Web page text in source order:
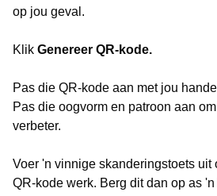
op jou geval.
Klik Genereer QR-kode.
Pas die QR-kode aan met jou
Pas die oogvorm en patroon aan
verbeter.
Voer 'n vinnige skanderingstoets uit
QR-kode werk. Berg dit dan op as